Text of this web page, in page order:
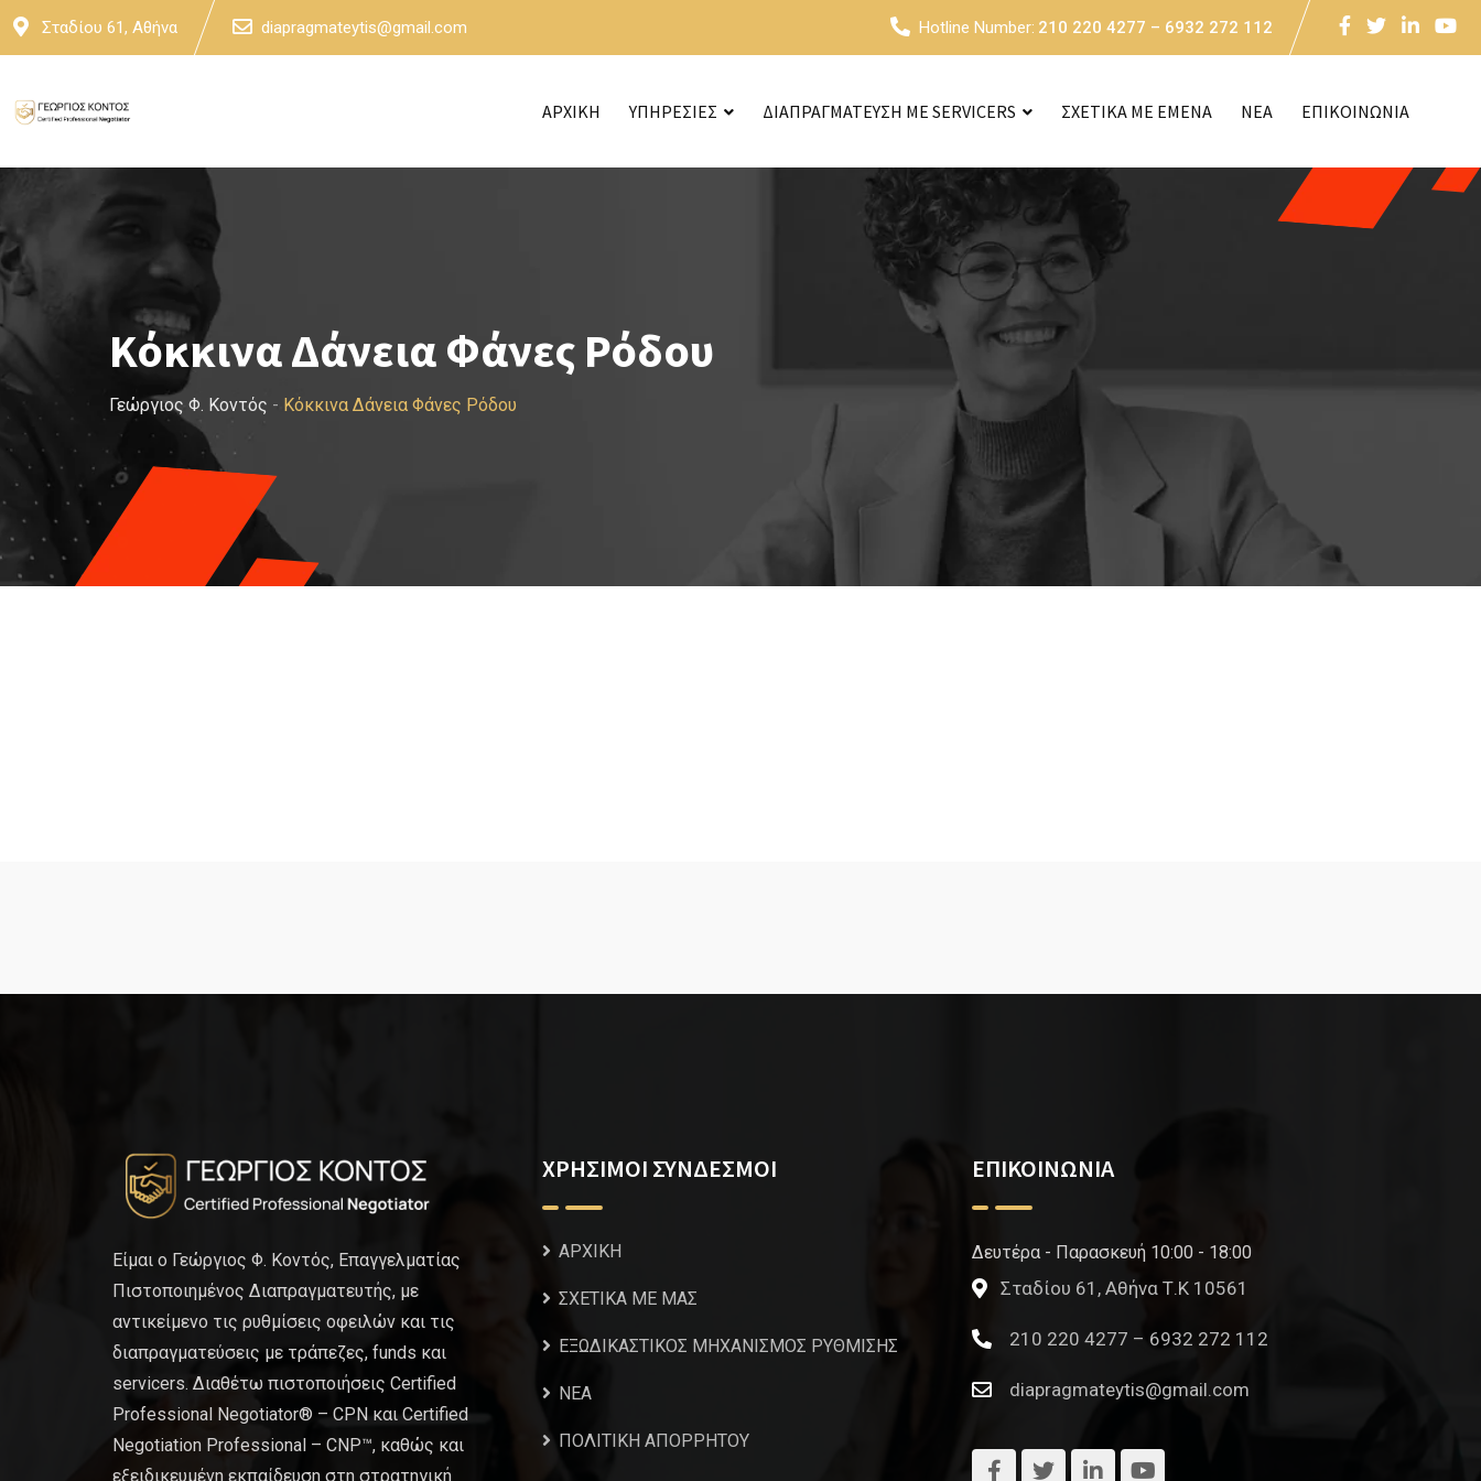
Skip
Σταδίου 61, Αθήνα diapragmateytis@gmail.com Hotline Number: 210 220 4277 – 6932 272 112
ΑΡΧΙΚΗ ΥΠΗΡΕΣΙΕΣ ΔΙΑΠΡΑΓΜΑΤΕΥΣΗ ΜΕ SERVICERS ΣΧΕΤΙΚΑ ΜΕ ΕΜΕΝΑ NEA ΕΠΙΚΟΙΝΩΝΙΑ
Κόκκινα Δάνεια Φάνες Ρόδου
Γεώργιος Φ. Κοντός - Κόκκινα Δάνεια Φάνες Ρόδου
Είμαι ο Γεώργιος Φ. Κοντός, Επαγγελματίας
Πιστοποιημένος Διαπραγματευτής, με
αντικείμενο τις ρυθμίσεις οφειλών και τις
διαπραγματεύσεις με τράπεζες, funds και
servicers. Διαθέτω πιστοποιήσεις Certified
Professional Negotiator® – CPN και Certified
Negotiation Professional – CNP™, καθώς και
εξειδικευμένη εκπαίδευση στη στρατηγική
ΧΡΗΣΙΜΟΙ ΣΥΝΔΕΣΜΟΙ
ΑΡΧΙΚΗ
ΣΧΕΤΙΚΑ ΜΕ ΜΑΣ
ΕΞΩΔΙΚΑΣΤΙΚΟΣ ΜΗΧΑΝΙΣΜΟΣ ΡΥΘΜΙΣΗΣ
NEA
ΠΟΛΙΤΙΚΗ ΑΠΟΡΡΗΤΟΥ
ΕΠΙΚΟΙΝΩΝΙΑ
Δευτέρα - Παρασκευή 10:00 - 18:00
Σταδίου 61, Αθήνα Τ.Κ 10561
210 220 4277 – 6932 272 112
diapragmateytis@gmail.com